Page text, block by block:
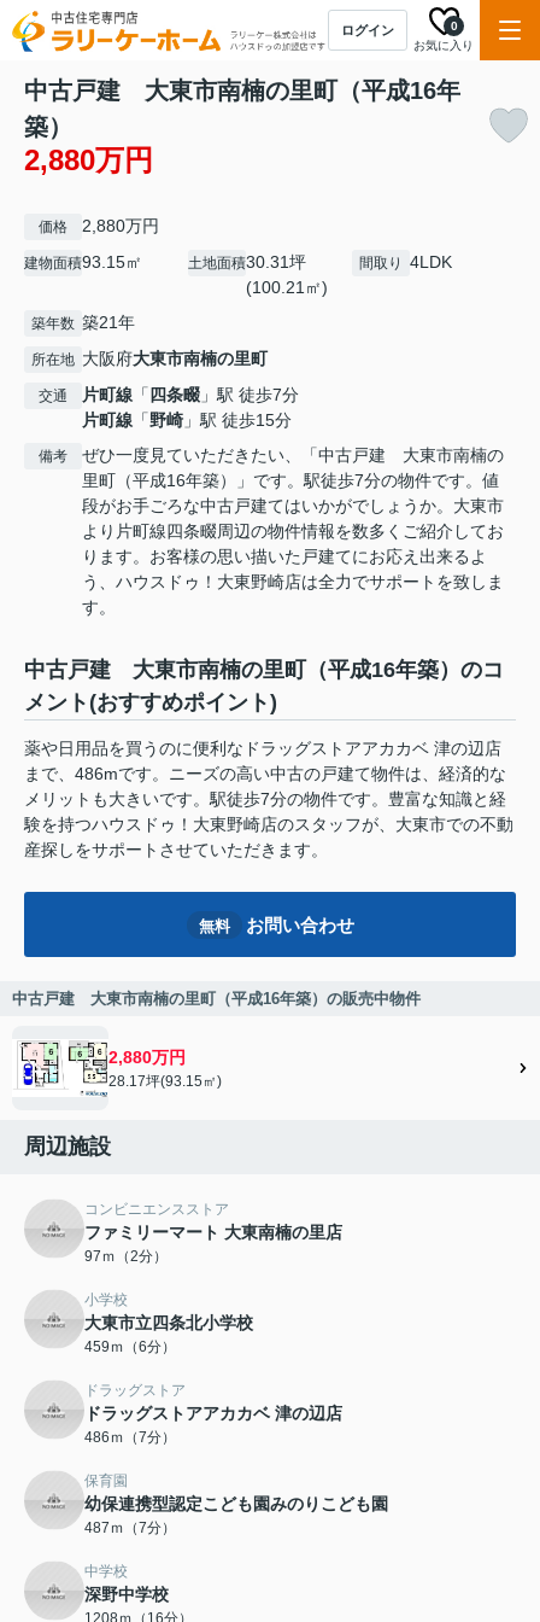
ログイン
お気に入り
0
中古戸建 大東市南楠の里町（平成16年
築）
2,880万円
価格 2,880万円
建物面積93.15㎡ 土地面積30.31坪
(100.21㎡)
間取り 4LDK
築年数 築21年
所在地 大阪府大東市南楠の里町
交通 片町線 「 四条畷 」駅 徒歩7分
片町線 「野崎 」駅 徒歩15分
備考
ぜひ一度見ていただきたい、「中古戸建 大東市南楠の
里町（平成16年築）」です。駅徒歩7分の物件です。値
段がお手ごろな中古戸建てはいかがでしょうか。大東市
より片町線四条畷周辺の物件情報を数多くご紹介してお
ります。お客様の思い描いた戸建てにお応え出来るよ
う、ハウスドゥ！大東野崎店は全力でサポートを致しま
す。
中古戸建 大東市南楠の里町（平成16年築）のコ
メント(おすすめポイント)
薬や日用品を買うのに便利なドラッグストアアカカベ 津の辺店
まで、486mです。ニーズの高い中古の戸建て物件は、経済的な
メリットも大きいです。駅徒歩7分の物件です。豊富な知識と経
験を持つハウスドゥ！大東野崎店のスタッフが、大東市での不動
産探しをサポートさせていただきます。
無料 お問い合わせ
中古戸建 大東市南楠の里町（平成16年築）の販売中物件
2,880万円
28.17坪(93.15㎡)
周辺施設
コンビニエンスストア
ファミリーマート 大東南楠の里店
97ｍ（2分）
小学校
大東市立四条北小学校
459ｍ（6分）
ドラッグストア
ドラッグストアアカカベ 津の辺店
486ｍ（7分）
保育園
幼保連携型認定こども園みのりこども園
487ｍ（7分）
中学校
深野中学校
1208ｍ（16分）